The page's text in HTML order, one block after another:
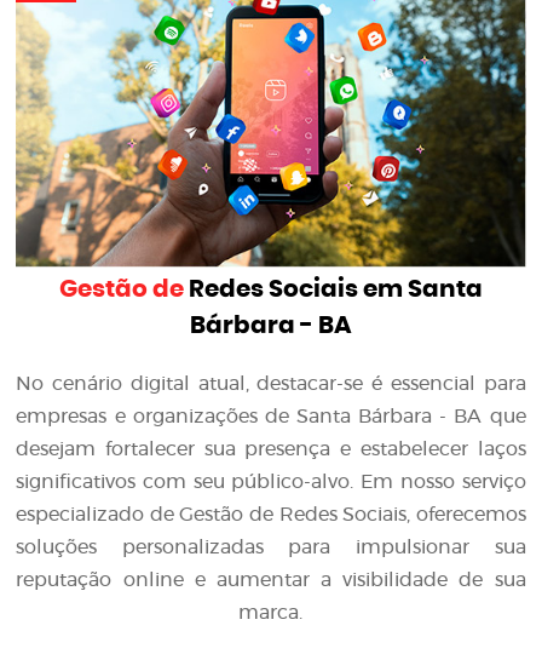
Gestão deRedes Sociais em Santa
Bárbara - BA
No cenário digital atual, destacar-se é essencial para
empresas e organizações de Santa Bárbara - BA que
desejam fortalecer sua presença e estabelecer laços
significativos com seu público-alvo. Em nosso serviço
especializado de Gestão de Redes Sociais, oferecemos
soluções personalizadas para impulsionar sua
reputação online e aumentar a visibilidade de sua
marca.